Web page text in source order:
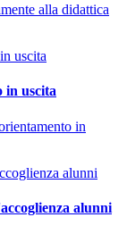
alla didattica
in uscita
in
alunni